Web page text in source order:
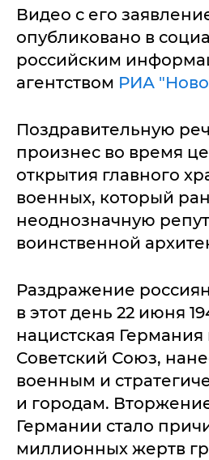
Видео с его
опубликовано в
российским
агентством РИА
Поздравительную
произнес во время
открытия главного
военных, который
неоднозначную
воинственной
Раздражение
в этот день 22 июня
нацистская Германия
Советский Союз,
военным и
и городам.
Германии стало
миллионных жертв